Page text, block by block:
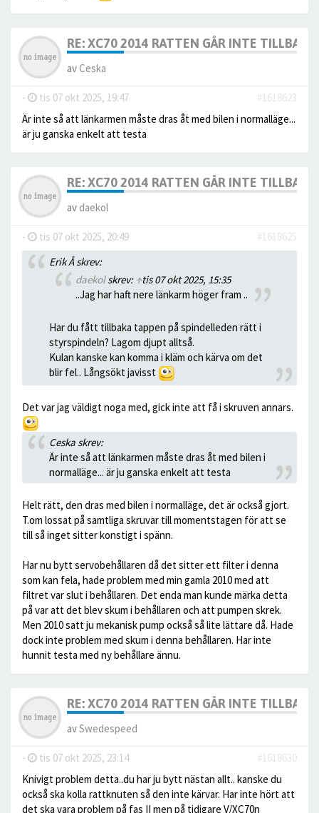
RE: XC70 2014 RATTEN GÅR INTE TILLBAKA
avCeska
- tis 07 okt 2025, 19:47
#1618623
Är inte så att länkarmen måste dras åt med bilen i normalläge...
är ju ganska enkelt att testa
RE: XC70 2014 RATTEN GÅR INTE TILLBAKA
av daekol
- tis 07 okt 2025, 20:49
#1618625
Erik Å skrev:
daekolskrev: ↑tis 07 okt 2025, 15:35
..Jag har haft nere länkarm höger fram ..
Har du fått tillbaka tappen på spindelleden rätt i
styrspindeln? Lagom djupt alltså.
Kulan kanske kan komma i kläm och kärva om det
blir fel.. Långsökt javisst
Det var jag väldigt noga med, gick inte att få i skruven annars.
Ceska skrev:
Är inte så att länkarmen måste dras åt med bilen i
normalläge... är ju ganska enkelt att testa
Helt rätt, den dras med bilen i normalläge, det är också gjort.
T.om lossat på samtliga skruvar till momentstagen för att se
till så inget sitter konstigt i spänn.
Har nu bytt servobehållaren då det sitter ett filter i denna
som kan fela, hade problem med min gamla 2010 med att
filtret var slut i behållaren. Det enda man kunde märka detta
på var att det blev skum i behållaren och att pumpen skrek.
Men 2010 satt ju mekanisk pump också så lite lättare då. Hade
dock inte problem med skum i denna behållaren. Har inte
hunnit testa med ny behållare ännu.
RE: XC70 2014 RATTEN GÅR INTE TILLBAKA
avSwedespeed
- tis 07 okt 2025, 23:14
#1618630
Knivigt problem detta..du har ju bytt nästan allt.. kanske du
också ska kolla rattknuten så den inte kärvar. Har inte hört att
det ska vara problem på fas II men på tidigare V/XC70n